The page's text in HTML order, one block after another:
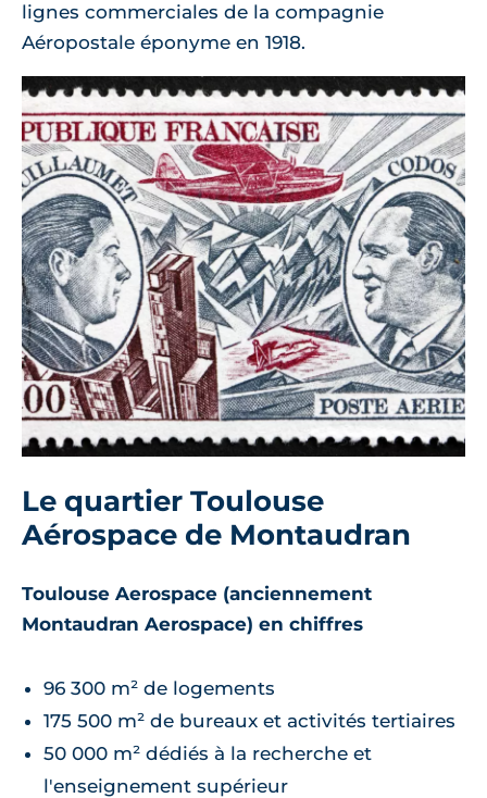
lignes commerciales de la compagnie
Aéropostale éponyme en 1918.
Le quartier Toulouse
Aérospace de Montaudran
Toulouse Aerospace (anciennement
Montaudran Aerospace) en chiffres
96 300 m² de logements
175 500 m² de bureaux et activités tertiaires
50 000 m² dédiés à la recherche et
l'enseignement supérieur